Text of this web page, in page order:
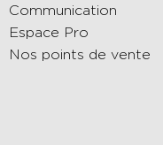
Communication
Espace Pro
Nos points de vente